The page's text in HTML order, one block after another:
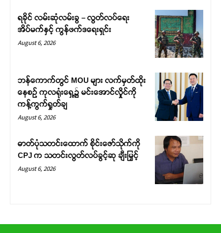
ရခိုင် လမ်းဆုံလမ်းခွ – လွတ်လပ်ရေး
အိပ်မက်နှင့် ကွန်ဖက်ဒရေးရှင်း
August 6, 2026
ဘန်ကောက်တွင် MOU များ လက်မှတ်ထိုး
နေစဉ် ကုလရုံးရှေ့၌ မင်းအောင်လှိုင်ကို
ကန့်ကွက်ရှုတ်ချ
August 6, 2026
ဓာတ်ပုံသတင်းထောက် စိုင်းဇော်သိုက်ကို
CPJ က သတင်းလွတ်လပ်ခွင့်ဆု ချီးမြှင့်
August 6, 2026